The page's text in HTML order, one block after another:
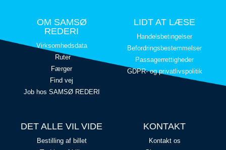
OM SAMSØ
REDERI
Virksomhedsdata
Ruter
Færger
Find vej
Job hos SAMSØ REDERI
LIDT AT LÆSE
Handelsbetingelser
Befordringsbestemmelser
Passagerrettigheder
GDPR- og privatlivspolitik
DET ALLE VIL VIDE
Bestilling af billet
KONTAKT
Kontakt os